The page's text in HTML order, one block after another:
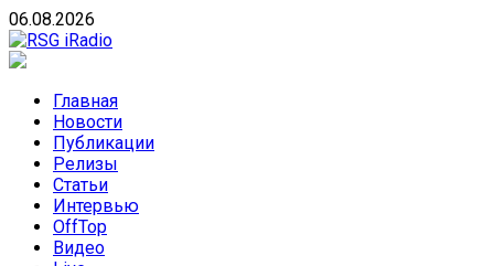
Skip
to
content
06.08.2026
направлений без возрастных ограничений
Главная
Новости
Публикации
Релизы
Статьи
Интервью
OffTop
Видео